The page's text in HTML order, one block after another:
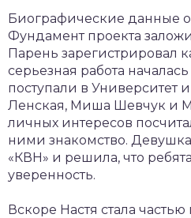
Биографические данные
Фундамент проекта
Парень зарегистрировал
серьезная работа
поступали в Университет
Ленская, Миша Шевчук и
личных интересов
ними знакомство.
«КВН» и решила, что
уверенность.
Вскоре Настя стала частью